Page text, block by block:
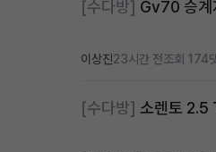
[수다방] Gv70 승계
이상진23시간 전조회 174
[수다방] 소렌토 2.5